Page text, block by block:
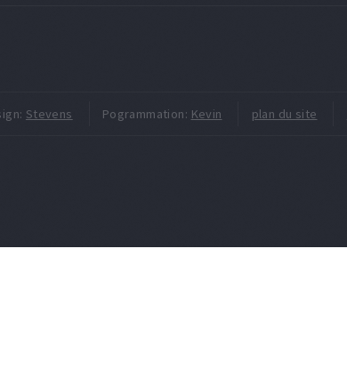
Stevens Pogrammation: Kevin plan du site